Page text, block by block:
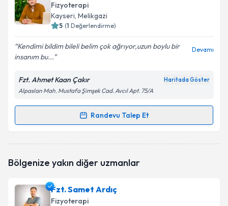
Fizyoterapi
Kayseri, Melikgazi
5 (1 Değerlendirme)
Kendimi bildim bileli belim çok ağrıyor,uzun boylu bir
insanım bu...
Devamı
Fzt. Ahmet Kaan Çakır Haritada Göster
Alpaslan Mah. Mustafa Şimşek Cad. Avcıl Apt. 75/A
Randevu Talep Et
Randevu Takvimi Talebi
oluşturun. Size bu uzmandan randevu almanız için bir
E-posta Adresiniz
Bölgenize yakın diğer uzmanlar
Fzt. Samet Ardıç
Fizyoterapi